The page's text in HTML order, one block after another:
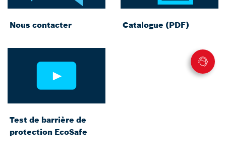
Nous contacter Catalogue (PDF)
Test de barrière de
protection EcoSafe